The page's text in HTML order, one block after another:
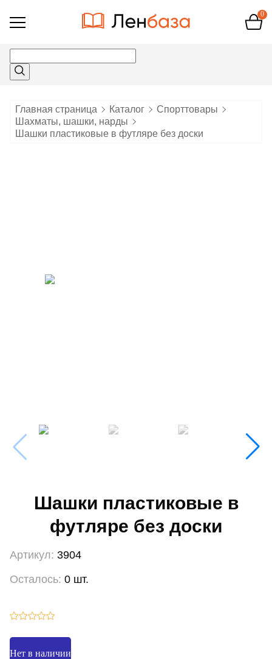
Открыть
0
Главная страница Каталог
Спорттовары
Шахматы, шашки, нарды
Шашки пластиковые в футляре без доски
Шашки пластиковые в
футляре без доски
Артикул: 3904
Осталось: 0 шт.
Нет в наличии